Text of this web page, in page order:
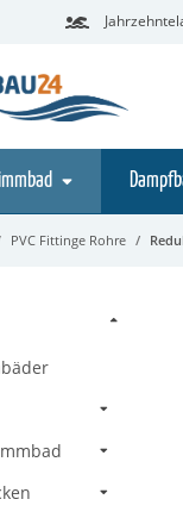
PVC Fittinge Rohre